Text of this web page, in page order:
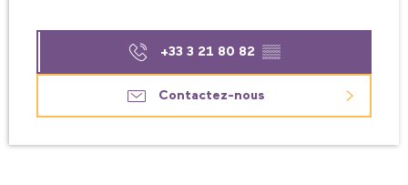
+33 3 21 80 82 ▒▒
Contactez-nous